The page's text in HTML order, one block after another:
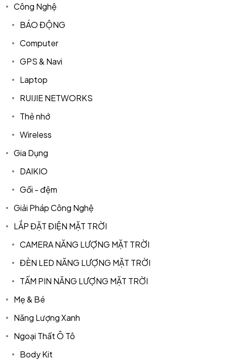
Công Nghệ
BÁO ĐỘNG
Computer
GPS & Navi
Laptop
RUIJIE NETWORKS
Thẻ nhớ
Wireless
Gia Dụng
DAIKIO
Gối - đệm
Giải Pháp Công Nghệ
LẮP ĐẶT ĐIỆN MẶT TRỜI
CAMERA NĂNG LƯỢNG MẶT TRỜI
ĐÈN LED NĂNG LƯỢNG MẶT TRỜI
TẤM PIN NĂNG LƯỢNG MẶT TRỜI
Mẹ & Bé
Năng Lượng Xanh
Ngoại Thất Ô Tô
Body Kit